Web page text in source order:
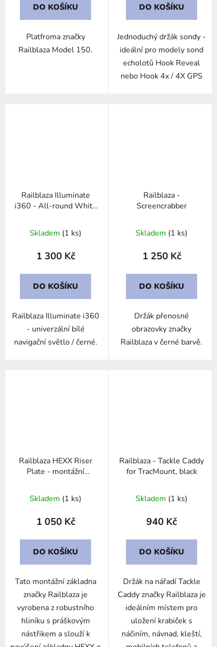
DO KOŠÍKU
Platfroma značky
Railblaza Model 150.
DO KOŠÍKU
Jednoduchý držák sondy -
ideální pro modely sond
echolotů Hook Reveal
nebo Hook 4x / 4X GPS
Railblaza Illuminate
i360 - All-round White
Skladem (1 ks)
1 300 Kč
DO KOŠÍKU
Railblaza Illuminate i360
- univerzální bílé
navigační světlo / černé.
Railblaza -
Screencrabber
Skladem (1 ks)
1 250 Kč
DO KOŠÍKU
Držák přenosné
obrazovky značky
Railblaza v černé barvě.
Railblaza HEXX Riser
Plate - montážní
Skladem (1 ks)
1 050 Kč
DO KOŠÍKU
Tato montážní základna
značky Railblaza je
vyrobena z robustního
hliníku s práškovým
nástřikem a slouží k
Railblaza - Tackle Caddy
for TracMount, black
Skladem (1 ks)
940 Kč
DO KOŠÍKU
Držák na nářadí Tackle
Caddy značky Railblaza je
ideálním místem pro
uložení krabiček s
náčiním, návnad, kleští,